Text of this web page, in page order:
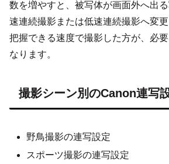
数を増やすと、被写体が画面外へ出
速連続撮影または低速連続撮影へ変
把握できる速度で撮影した方が、必
なります。
撮影シーン別のCanon連写
野鳥撮影の連写設定
スポーツ撮影の連写設定